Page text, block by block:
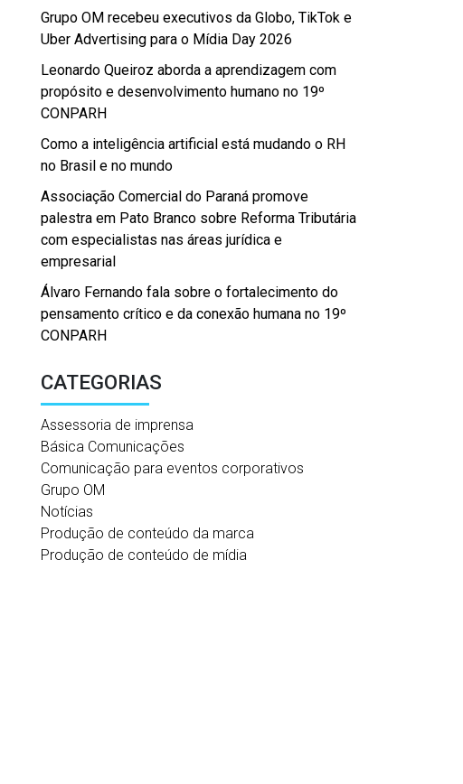
Grupo OM recebeu executivos da Globo, TikTok e
Uber Advertising para o Mídia Day 2026
Leonardo Queiroz aborda a aprendizagem com
propósito e desenvolvimento humano no 19º
CONPARH
Como a inteligência artificial está mudando o RH
no Brasil e no mundo
Associação Comercial do Paraná promove
palestra em Pato Branco sobre Reforma Tributária
com especialistas nas áreas jurídica e
empresarial
Álvaro Fernando fala sobre o fortalecimento do
pensamento crítico e da conexão humana no 19º
CONPARH
CATEGORIAS
Assessoria de imprensa
Básica Comunicações
Comunicação para eventos corporativos
Grupo OM
Notícias
Produção de conteúdo da marca
Produção de conteúdo de mídia